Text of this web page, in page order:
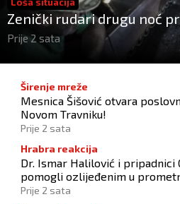
Loša situacija
Zenički rudari drugu noć
Izvarani smo, više nikome
Prije 2 sata
Širenje mreže
Mesnica Šišović otvara
Novom Travniku!
Prije 2 sata
Hrabra reakcija
Dr. Ismar Halilović i pripadnici
pomogli ozlijeđenim u
Busovače!
Prije 2 sata